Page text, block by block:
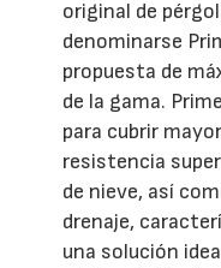
original de
denominarse
propuesta de
de la gama.
para cubrir
resistencia
de nieve, así
drenaje,
una solución